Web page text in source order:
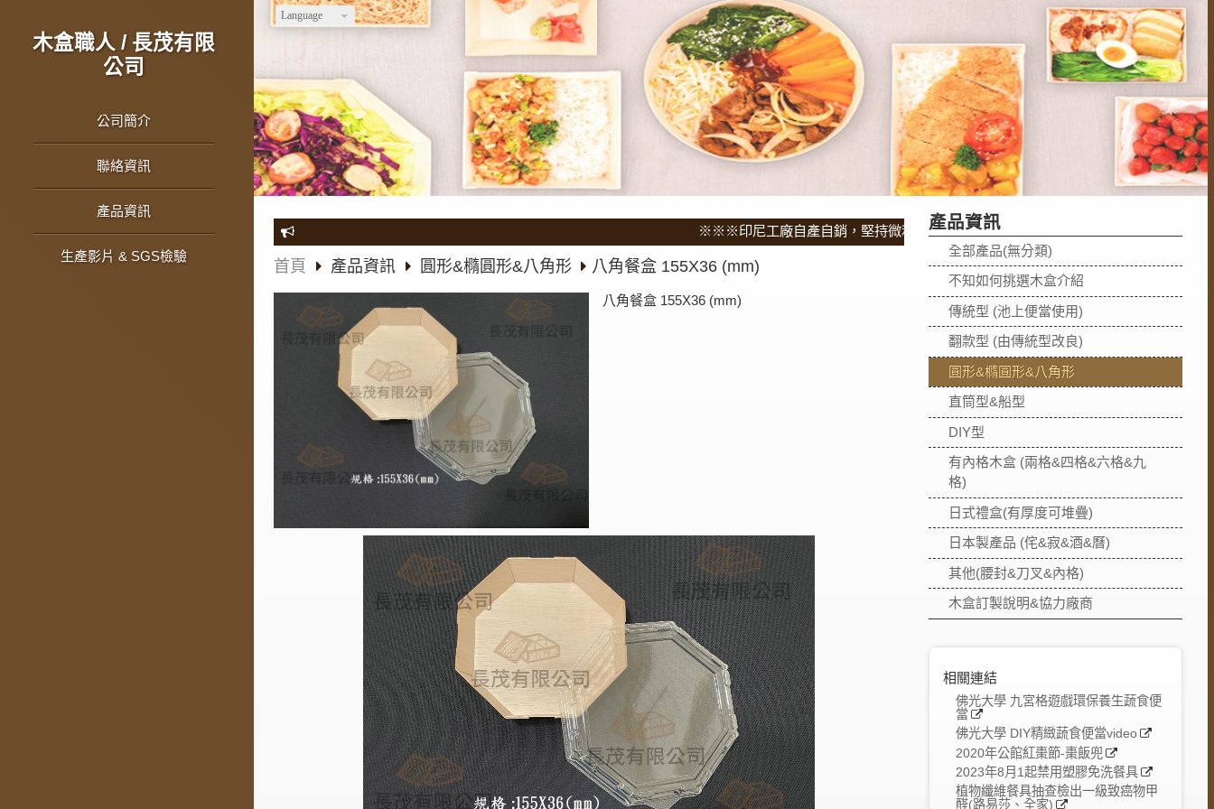
Language
木盒職人 / 長茂有限
公司
公司簡介
聯絡資訊
產品資訊
生產影片 & SGS檢驗
產品資訊
全部產品(無分類)
不知如何挑選木盒介紹
傳統型 (池上便當使用)
翻款型 (由傳統型改良)
圓形&橢圓形&八角形
直筒型&船型
DIY型
有內格木盒 (兩格&四格&六格&九
格)
日式禮盒(有厚度可堆疊)
日本製產品 (侘&寂&酒&曆)
其他(腰封&刀叉&內格)
木盒訂製說明&協力廠商
相關連結
佛光大學 九宮格遊戲環保養生蔬食便
當
佛光大學 DIY精緻蔬食便當video
2020年公館紅棗節-棗飯兜
2023年8月1起禁用塑膠免洗餐具
植物纖維餐具抽查檢出一級致癌物甲
醛(路易莎、全家)
※※※印尼工廠自產自銷，堅持微利原則，歡迎批發採購，訂製專屬木盒，急件請直接
首頁 產品資訊 圓形&橢圓形&八角形 八角餐盒 155X36 (mm)
八角餐盒 155X36 (mm)